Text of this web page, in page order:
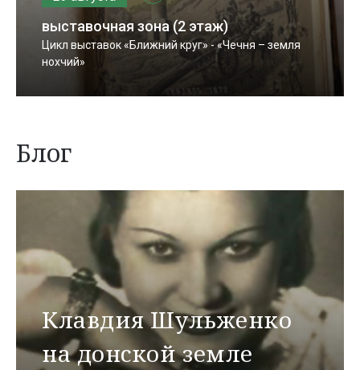
выставочная зона (2 этаж)
Цикл выставок «Ближний круг» - «Чечня – земля
нохчий»
Блог
Клавдия Шульженко
на донской земле